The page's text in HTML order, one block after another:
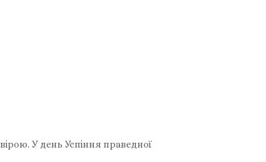
У день Успіння праведної